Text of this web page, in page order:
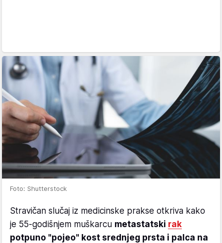
Foto: Shutterstock
Stravičan slučaj iz medicinske prakse otkriva kako
je 55-godišnjem muškarcu metastatski rak
potpuno "pojeo" kost srednjeg prsta i palca na